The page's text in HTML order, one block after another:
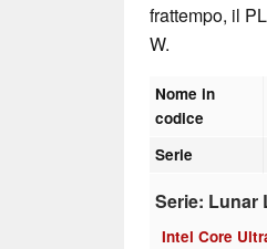
frattempo, il
W.
Nome in
codice
Serie
Serie: Lunar
Intel Core